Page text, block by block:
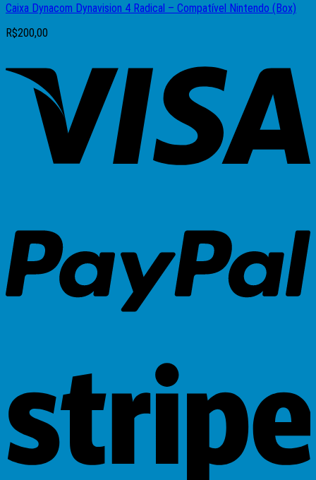
Caixa Dynacom Dynavision 4 Radical – Compatível Nintendo (Box)
R$200,00